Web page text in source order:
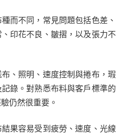
而不同，常見問題包括色差、
印花不良、皺摺，以及張力不
、照明、速度控制與捲布，瑕
錄。對熟悉布料與客戶標準的
仍然很重要。
果容易受到疲勞、速度、光線